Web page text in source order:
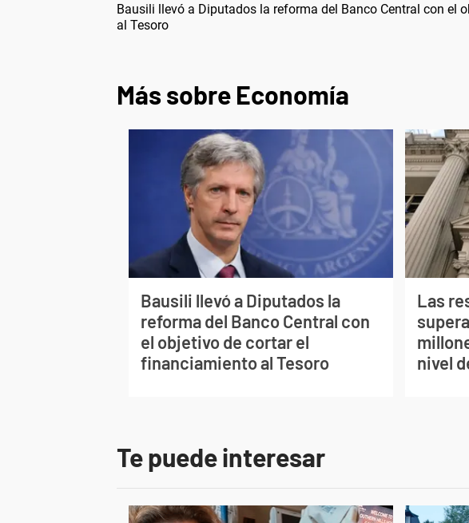
Bausili llevó a Diputados la reforma del Banco Central con el
al Tesoro
Más sobre Economía
Bausili llevó a Diputados la
reforma del Banco Central con
el objetivo de cortar el
financiamiento al Tesoro
Las
nivel
Te puede interesar